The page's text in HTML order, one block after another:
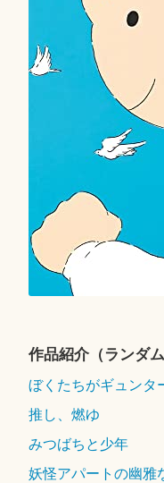
作品紹介（ランダム
ぼくたちがギュンタ
推し、燃ゆ
みつばちと少年
妖怪アパートの幽